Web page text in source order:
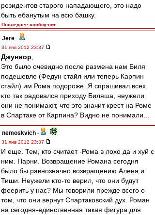
резидентов старого нападающего, это надо
быть ебанутым на всю башку.
Последнее сообщение
Jere -
31 янв 2012 23:37
Джуниор
Это было очевидно после размена нам Биля
подешевле (Федун стайл или теперь Карпин
стайл) им Рома подороже. Я спрашивал всех
кто так радовался приходу Биляша, неужели
они не понимают, что это значит крест на Роме
в Спартаке от Карпина? Видно не понимали...
nemoskvich -
31 янв 2012 23:37
И еще. Тем, кто считает -Рома в лохо да и хуй с
ним. Парни. Возвращение Романа сегодня
было бы равнозначно возвращению Аленя и
Тиши. Неужели кто-то верил, что они будут
феерить у нас? Мы говорили прежде всего о
том, что они вернут Спартаковский дух. Роман
на сегодня-единственная такая фигура для